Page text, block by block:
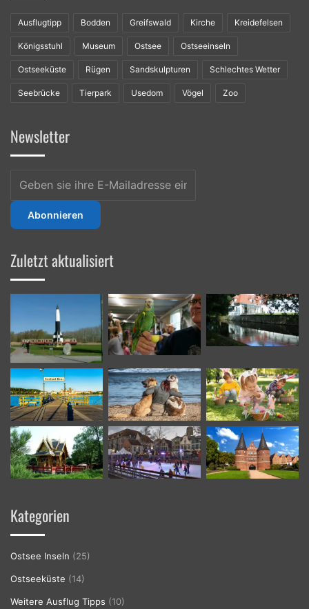
Ausflugtipp Bodden Greifswald Kirche Kreidefelsen
Königsstuhl Museum Ostsee Ostseeinseln
Ostseeküste Rügen Sandskulpturen Schlechtes Wetter
Seebrücke Tierpark Usedom Vögel Zoo
Newsletter
sie
ihre
Zuletzt aktualisiert
Kategorien
Ostsee Inseln (25)
Ostseeküste (14)
Weitere Ausflug Tipps (10)